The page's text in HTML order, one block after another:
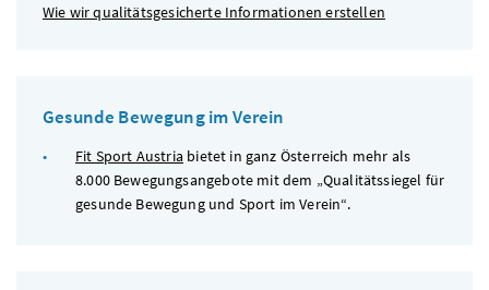
Wie wir qualitätsgesicherte Informationen erstellen
Gesunde Bewegung im Verein
Fit Sport Austria bietet in ganz Österreich mehr als
8.000 Bewegungsangebote mit dem „Qualitätssiegel für
gesunde Bewegung und Sport im Verein“.